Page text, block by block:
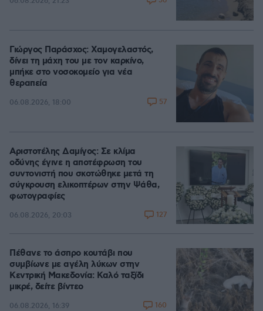
Γιώργος Παράσχος: Χαμογελαστός,
δίνει τη μάχη του με τον καρκίνο,
μπήκε στο νοσοκομείο για νέα
θεραπεία
06.08.2026, 18:00 57
Αριστοτέλης Δαμίγος: Σε κλίμα
οδύνης έγινε η αποτέφρωση του
συντονιστή που σκοτώθηκε μετά τη
σύγκρουση ελικοπτέρων στην Ψάθα,
φωτογραφίες
06.08.2026, 20:03 127
Πέθανε το άσπρο κουτάβι που
συμβίωνε με αγέλη λύκων στην
Κεντρική Μακεδονία: Καλό ταξίδι
μικρέ, δείτε βίντεο
06.08.2026, 16:39 160